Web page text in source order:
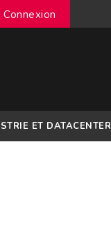
Connexion
ET DATACENTER